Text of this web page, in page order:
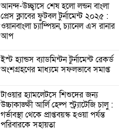
আনন্দ-উচ্ছ্বাসে শেষ হলো লন্ডন বাংলা
প্রেস ক্লাবের ফুটবল টুর্নামেন্ট ২০২৫ :
ওয়ানবাংলা চ্যাম্পিয়ন, চ্যানেল এস রানার
আপ
ইস্ট হ্যান্ডস ব্যাডমিন্টন টুর্নামেন্ট রেকর্ড
অংশগ্রহণের মাধ্যমে সফলভাবে সমাপ্ত
টাওয়ার হ্যামলেটসে শিশুদের জন্য
উচ্চাকাঙ্ক্ষী আর্লি হেল্প স্ট্র্যাটেজি চালু :
গর্ভাবস্থা থেকে প্রাপ্তবয়স্ক হওয়া পর্যন্ত
পরিবারকে সহায়তা